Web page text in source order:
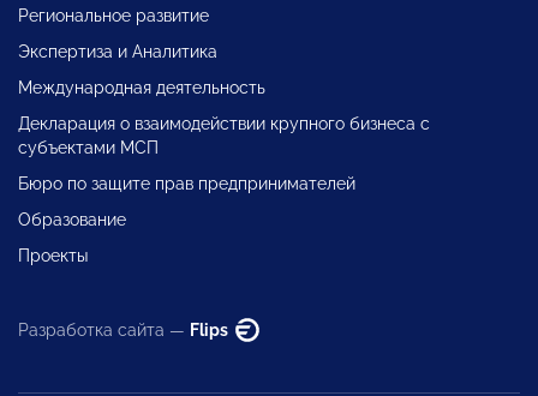
Региональное развитие
Экспертиза и Аналитика
Международная деятельность
Декларация о взаимодействии крупного бизнеса с
субъектами МСП
Бюро по защите прав предпринимателей
Образование
Проекты
Разработка сайта — Flips